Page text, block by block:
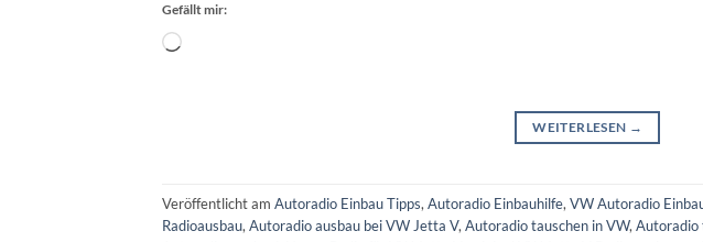
Gefällt mir:
Wird
WEITERLESEN →
Veröffentlicht am Autoradio Einbau Tipps, Autoradio Einbauhilfe, VW Autoradio
Radioausbau, Autoradio ausbau bei VW Jetta V, Autoradio tauschen in VW, Autoradio